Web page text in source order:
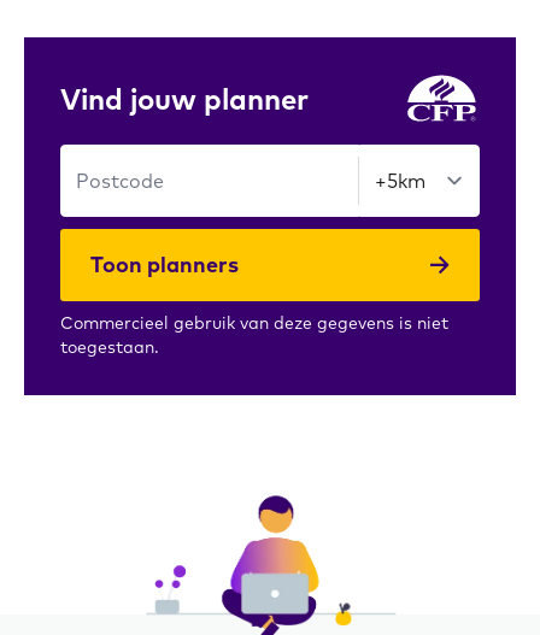
Vind jouw planner
Toon planners
Commercieel gebruik van deze gegevens is niet
toegestaan.